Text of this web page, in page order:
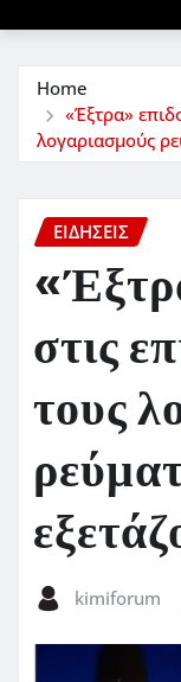
Home
«Έξτρα»
λογαριασμούς
ΕΙΔΗΣΕΙΣ
στις
τους
kimiforum